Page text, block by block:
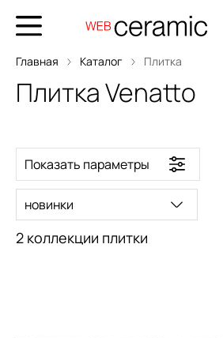
Главная Каталог Плитка
Плитка Venatto
Показать параметры
2 коллекции плитки
новинки